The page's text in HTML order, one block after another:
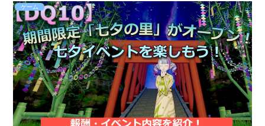
ゲーム